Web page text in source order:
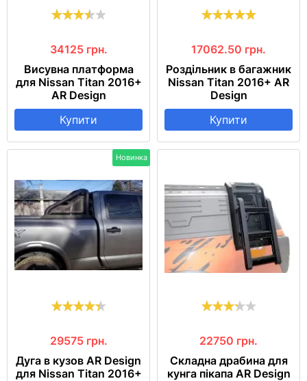
34125 грн.
Висувна платформа
для Nissan Titan 2016+
AR Design
Купити
17062.50 грн.
Роздільник в багажник
Nissan Titan 2016+ AR
Design
Купити
Новинка
29575 грн.
Дуга в кузов AR Design
для Nissan Titan 2016+
22750 грн.
Складна драбина для
кунга пікапа AR Design